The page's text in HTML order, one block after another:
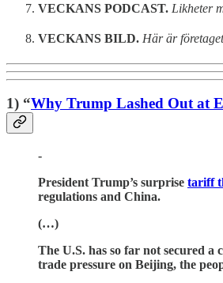
VECKANS PODCAST. Likheter
VECKANS BILD. Här är
1) “Why Trump Lashed Out at
-
President Trump’s surprise tariff
regulations and China.
(…)
The U.S. has so far not secured
trade pressure on Beijing, the